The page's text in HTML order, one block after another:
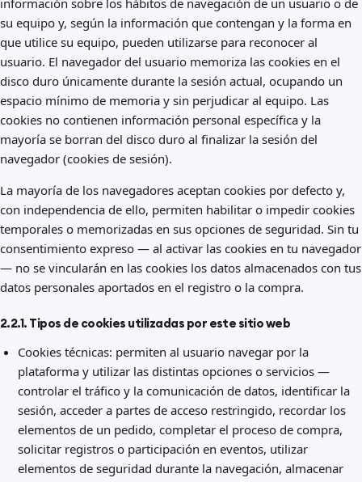
información sobre los hábitos de navegación de un usuario o de
su equipo y, según la información que contengan y la forma en
que utilice su equipo, pueden utilizarse para reconocer al
usuario. El navegador del usuario memoriza las cookies en el
disco duro únicamente durante la sesión actual, ocupando un
espacio mínimo de memoria y sin perjudicar al equipo. Las
cookies no contienen información personal específica y la
mayoría se borran del disco duro al finalizar la sesión del
navegador (cookies de sesión).
La mayoría de los navegadores aceptan cookies por defecto y,
con independencia de ello, permiten habilitar o impedir cookies
temporales o memorizadas en sus opciones de seguridad. Sin tu
consentimiento expreso — al activar las cookies en tu navegador
— no se vincularán en las cookies los datos almacenados con tus
datos personales aportados en el registro o la compra.
2.2.1. Tipos de cookies utilizadas por este sitio web
Cookies técnicas: permiten al usuario navegar por la
plataforma y utilizar las distintas opciones o servicios —
controlar el tráfico y la comunicación de datos, identificar la
sesión, acceder a partes de acceso restringido, recordar los
elementos de un pedido, completar el proceso de compra,
solicitar registros o participación en eventos, utilizar
elementos de seguridad durante la navegación, almacenar